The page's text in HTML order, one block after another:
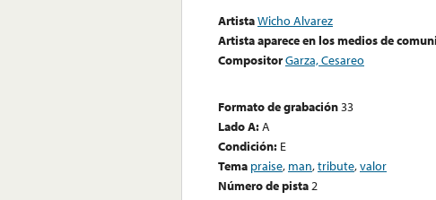
ArtistaWicho Alvarez
Artista aparece en los medios de
CompositorGarza, Cesareo
Formato de grabación33
Lado A:A
Condición: E
Tema praise, man,tribute,valor
Número de pista2